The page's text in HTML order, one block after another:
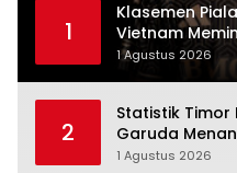
1
Klasemen
Vietnam
Posisi Tiga
1 Agustus 2026
2
Statistik Timor
Garuda
Angka Lebih
1 Agustus 2026